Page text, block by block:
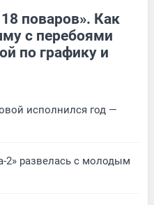
поваров». Как
с перебоями
по графику и
исполнился год —
2» развелась с молодым